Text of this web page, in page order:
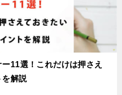
11選！これだけは押さえ
を解説